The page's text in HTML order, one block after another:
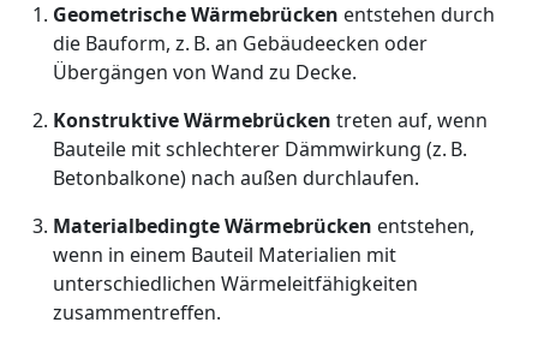
Geometrische Wärmebrücken entstehen durch
die Bauform, z. B. an Gebäudeecken oder
Übergängen von Wand zu Decke.
Konstruktive Wärmebrücken treten auf, wenn
Bauteile mit schlechterer Dämmwirkung (z. B.
Betonbalkone) nach außen durchlaufen.
Materialbedingte Wärmebrücken entstehen,
wenn in einem Bauteil Materialien mit
unterschiedlichen Wärmeleitfähigkeiten
zusammentreffen.